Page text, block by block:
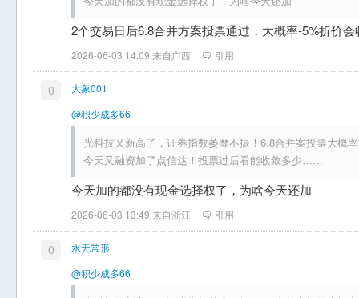
2个交易日后6.8合并方案投票通过，大概率-5%折价
2026-06-03 14:09 来自广西 引用
0
大象001
@积少成多66
光科技又新高了，证券指数萎靡不振！6.8合并案投票大概
今天又融资加了点信达！投票过后看能收敛多少……
今天加的都没有现金选择权了，为啥今天还加
2026-06-03 13:49 来自浙江 引用
0
水无常形
@积少成多66